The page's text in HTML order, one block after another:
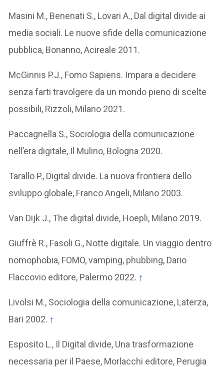
Masini M., Benenati S., Lovari A., Dal digital divide ai
media sociali. Le nuove sfide della comunicazione
pubblica, Bonanno, Acireale 2011.
McGinnis P.J., Fomo Sapiens. Impara a decidere
senza farti travolgere da un mondo pieno di scelte
possibili, Rizzoli, Milano 2021.
Paccagnella S., Sociologia della comunicazione
nell’era digitale, Il Mulino, Bologna 2020.
Tarallo P., Digital divide. La nuova frontiera dello
sviluppo globale, Franco Angeli, Milano 2003.
Van Dijk J., The digital divide, Hoepli, Milano 2019.
Giuffrè R., Fasoli G., Notte digitale. Un viaggio dentro
nomophobia, FOMO, vamping, phubbing, Dario
Flaccovio editore, Palermo 2022. ↑
Livolsi M., Sociologia della comunicazione, Laterza,
Bari 2002. ↑
Esposito L., Il Digital divide, Una trasformazione
necessaria per il Paese, Morlacchi editore, Perugia